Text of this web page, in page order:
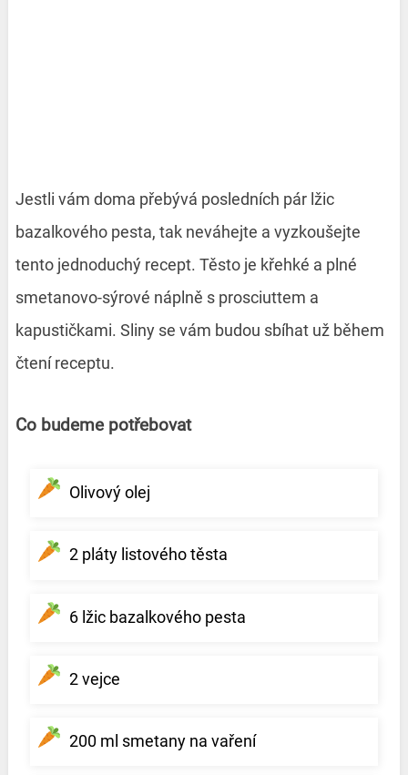
Jestli vám doma přebývá posledních pár lžic
bazalkového pesta, tak neváhejte a vyzkoušejte
tento jednoduchý recept. Těsto je křehké a plné
smetanovo-sýrové náplně s prosciuttem a
kapustičkami. Sliny se vám budou sbíhat už během
čtení receptu.
Co budeme potřebovat
Olivový olej
2 pláty listového těsta
6 lžic bazalkového pesta
2 vejce
200 ml smetany na vaření